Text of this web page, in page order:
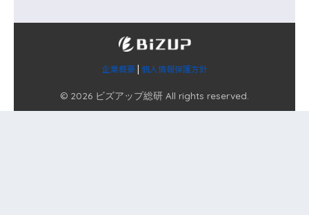
企業概要| 個人情報保護方針
© 2026 ビズアップ総研 All rights reserved.